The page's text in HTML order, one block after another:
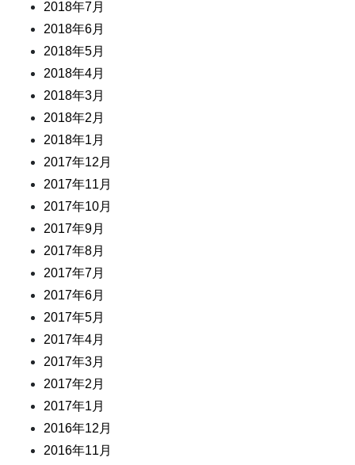
2018年7月
2018年6月
2018年5月
2018年4月
2018年3月
2018年2月
2018年1月
2017年12月
2017年11月
2017年10月
2017年9月
2017年8月
2017年7月
2017年6月
2017年5月
2017年4月
2017年3月
2017年2月
2017年1月
2016年12月
2016年11月